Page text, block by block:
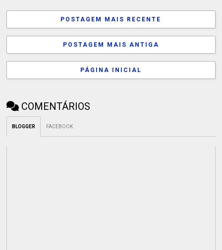
POSTAGEM MAIS RECENTE
POSTAGEM MAIS ANTIGA
PÁGINA INICIAL
COMENTÁRIOS
BLOGGER FACEBOOK